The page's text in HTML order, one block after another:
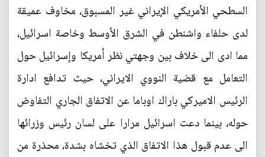
السطحي الأمريكي الإيراني غير المسبوق، مخاوف عميقة
لدى حلفاء واشنطن في الشرق الأوسط وخاصة اسرائيل،
مما ادى الى خلاف بين وجهتي نظر أمريكا وإسرائيل حول
التعامل مع قضية النووي الايراني، حيث تدافع ادارة
الرئيس الاميركي باراك اوباما عن الاتفاق الجاري التفاوض
حوله، بينما دعت اسرائيل مرارا على لسان رئيس وزرائها
الى عدم قبول هذا الاتفاق الذي تخشاه بشدة، محذرة من